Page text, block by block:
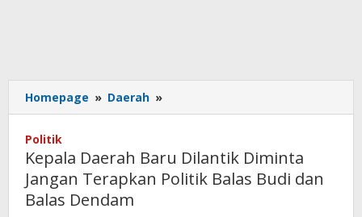
Homepage » Daerah »
Daerah
Diminta
Jangan
Politik
Kepala Daerah Baru Dilantik Diminta
Jangan Terapkan Politik Balas Budi dan
Balas Dendam